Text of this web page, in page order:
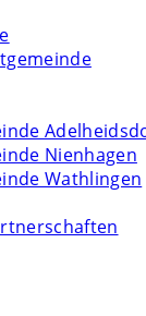
Nienhagen
Wathlingen